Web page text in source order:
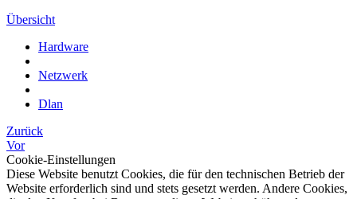
Übersicht
Hardware
Netzwerk
Dlan
Zurück
Vor
Cookie-Einstellungen
Diese Website benutzt Cookies, die für den technischen Betrieb der
Website erforderlich sind und stets gesetzt werden. Andere Cookies,